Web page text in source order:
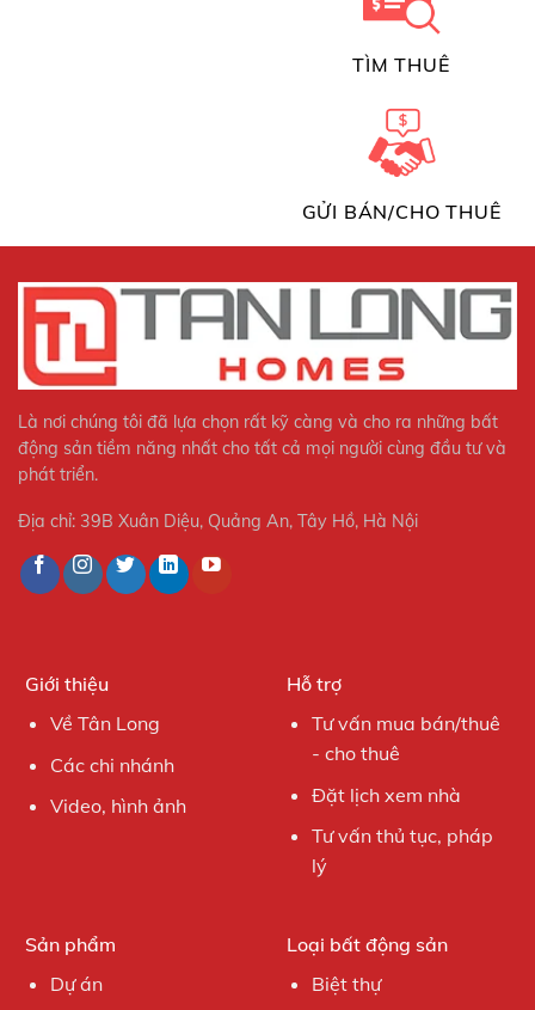
TÌM THUÊ
GỬI BÁN/CHO THUÊ
Là nơi chúng tôi đã lựa chọn rất kỹ càng và cho ra những bất
động sản tiềm năng nhất cho tất cả mọi người cùng đầu tư và
phát triển.
Địa chỉ: 39B Xuân Diệu, Quảng An, Tây Hồ, Hà Nội
Giới thiệu
Về Tân Long
Các chi nhánh
Video, hình ảnh
Hỗ trợ
Tư vấn mua bán/thuê
- cho thuê
Đặt lịch xem nhà
Tư vấn thủ tục, pháp
lý
Sản phẩm
Dự án
Loại bất động sản
Biệt thự